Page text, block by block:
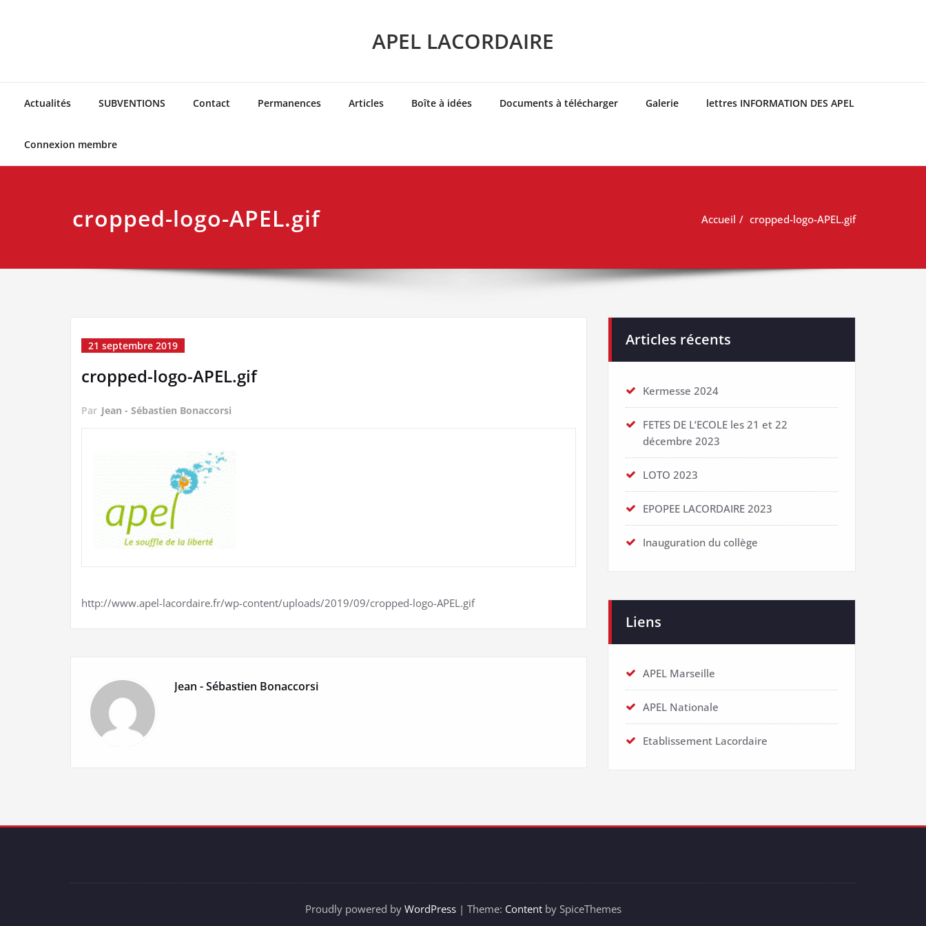
APEL LACORDAIRE
Actualités SUBVENTIONS Contact Permanences Articles Boîte à idées Documents à télécharger Galerie lettres INFORMATION DES APEL
Connexion membre
cropped-logo-APEL.gif Accueil cropped-logo-APEL.gif
21 septembre 2019
cropped-logo-APEL.gif
Par Jean - Sébastien Bonaccorsi
http://www.apel-lacordaire.fr/wp-content/uploads/2019/09/cropped-logo-APEL.gif
Jean - Sébastien Bonaccorsi
Articles récents
Kermesse 2024
FETES DE L’ECOLE les 21 et 22
décembre 2023
LOTO 2023
EPOPEE LACORDAIRE 2023
Inauguration du collège
Liens
APEL Marseille
APEL Nationale
Etablissement Lacordaire
Proudly powered by WordPress| Theme: Contentby SpiceThemes